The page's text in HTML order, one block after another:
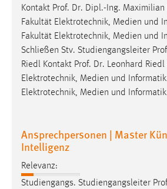
Kontakt Prof. Dr. Dipl.-Ing. Maximilian
Fakultät Elektrotechnik, Medien und
Fakultät Elektrotechnik, Medien und
Schließen Stv. Studiengangsleiter
Riedl Kontakt Prof. Dr. Leonhard Riedl
Elektrotechnik, Medien und
Elektrotechnik, Medien und Informatik
Ansprechpersonen | Master
Intelligenz
Relevanz:
Studiengangs. Studiengangsleiter
MARKETING
Marketing Cookies werden von
verwendet, um personalisierte
Sie tun dies, indem sie Besucher
hinweg verfolgen.
Google Ads
_gcl_au
Anbieter:
Google Ireland Limited